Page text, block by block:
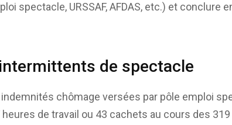
spectacle, URSSAF, AFDAS, etc.) et conclure
de spectacle
indemnités chômage versées par pôle emploi
de travail ou 43 cachets au cours des